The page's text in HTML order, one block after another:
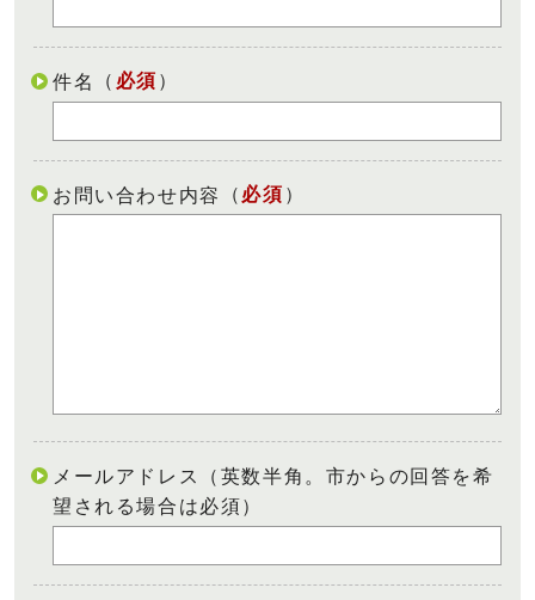
件名 （ 必須 ）
お問い合わせ内容 （ 必須 ）
メールアドレス（英数半角。市からの回答を希
望される場合は必須）